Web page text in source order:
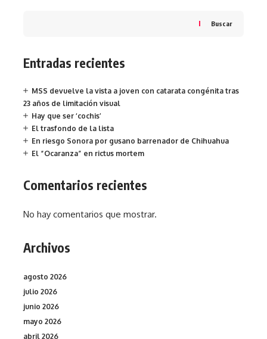
Buscar
Entradas recientes
MSS devuelve la vista a joven con catarata congénita tras
23 años de limitación visual
Hay que ser ‘cochis’
El trasfondo de la lista
En riesgo Sonora por gusano barrenador de Chihuahua
El “Ocaranza” en rictus mortem
Comentarios recientes
No hay comentarios que mostrar.
Archivos
agosto 2026
julio 2026
junio 2026
mayo 2026
abril 2026